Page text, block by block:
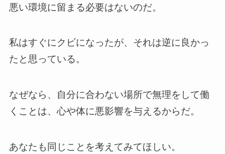
悪い環境に留まる必要はないのだ。
私はすぐにクビになったが、それは逆に良かっ
たと思っている。
なぜなら、自分に合わない場所で無理をして働
くことは、心や体に悪影響を与えるからだ。
あなたも同じことを考えてみてほしい。